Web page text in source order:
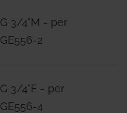
G 3/4"M - per
GE556-2
G 3/4"F - per
GE556-4